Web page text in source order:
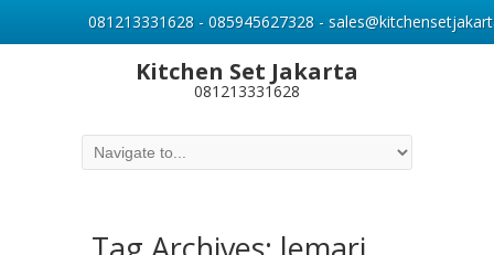
Kitchen Set Jakarta
081213331628
081213331628 - 085945627328 -